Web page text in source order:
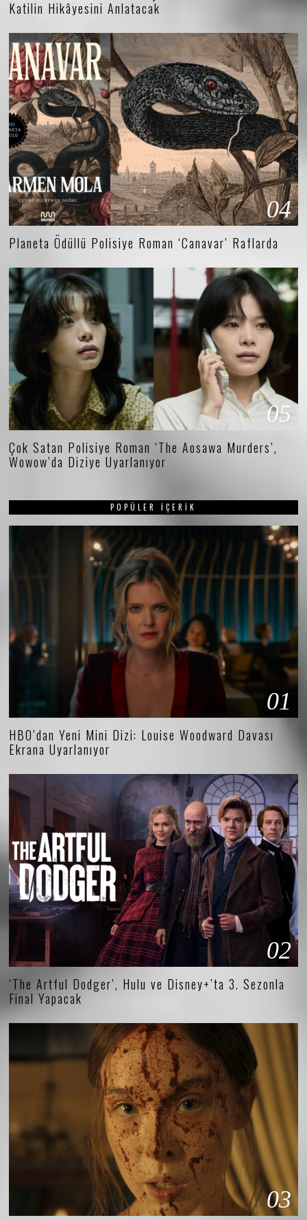
Katilin Hikâyesini Anlatacak
04
Planeta Ödüllü Polisiye Roman ‘Canavar’ Raflarda
05
Çok Satan Polisiye Roman ‘The Aosawa Murders’,
Wowow’da Diziye Uyarlanıyor
POPÜLER İÇERIK
01
HBO’dan Yeni Mini Dizi: Louise Woodward Davası
Ekrana Uyarlanıyor
02
‘The Artful Dodger’, Hulu ve Disney+’ta 3. Sezonla
Final Yapacak
03